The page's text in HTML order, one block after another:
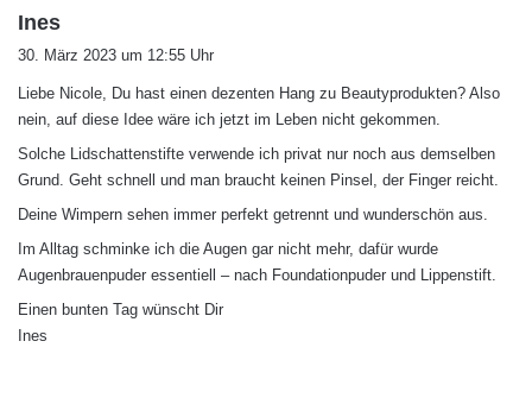
Ines
t
:
30. März 2023 um 12:55 Uhr
Liebe Nicole, Du hast einen dezenten Hang zu Beautyprodukten? Also
nein, auf diese Idee wäre ich jetzt im Leben nicht gekommen.
Solche Lidschattenstifte verwende ich privat nur noch aus demselben
Grund. Geht schnell und man braucht keinen Pinsel, der Finger reicht.
Deine Wimpern sehen immer perfekt getrennt und wunderschön aus.
Im Alltag schminke ich die Augen gar nicht mehr, dafür wurde
Augenbrauenpuder essentiell – nach Foundationpuder und Lippenstift.
Einen bunten Tag wünscht Dir
Ines